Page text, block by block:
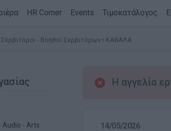
HR Corner Events Τιμοκατάλογος
Σερβιτόροι - Βοηθοί Σερβιτόρων ΚΑΒΑΛΑ
Audio - Arts
Η αγγελία
14/05/2026